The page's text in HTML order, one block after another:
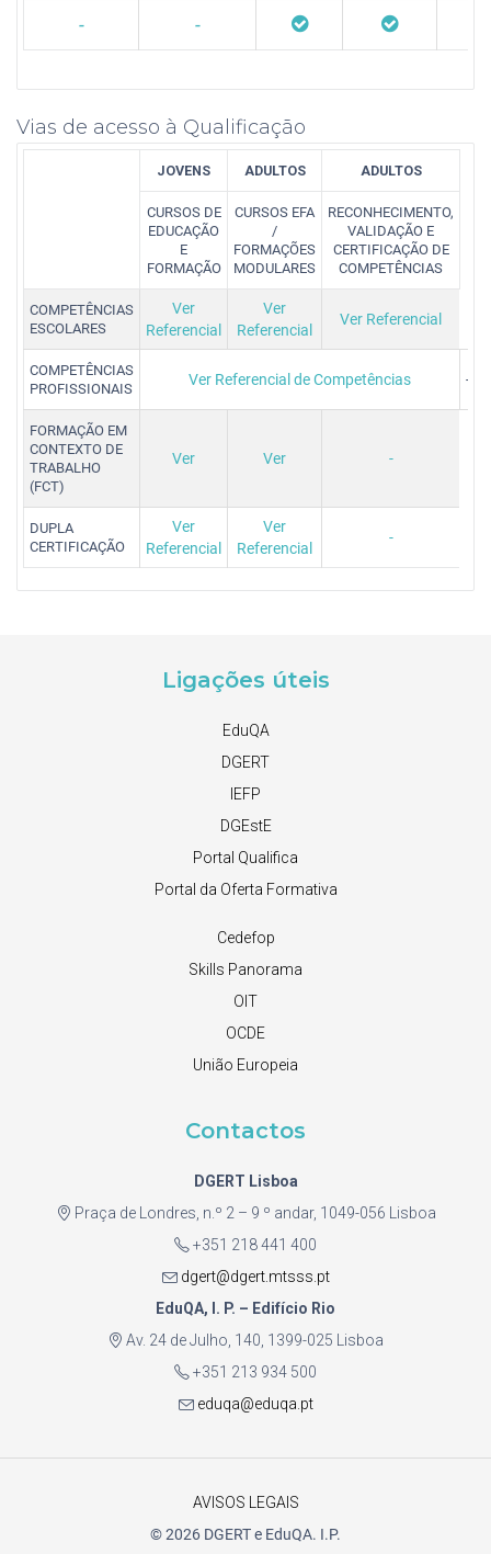
- -
Vias de acesso à Qualificação
JOVENS ADULTOS ADULTOS
CURSOS DE
EDUCAÇÃO
E
FORMAÇÃO
CURSOS EFA
/
FORMAÇÕES
MODULARES
RECONHECIMENTO,
VALIDAÇÃO E
CERTIFICAÇÃO DE
COMPETÊNCIAS
COMPETÊNCIAS
ESCOLARES
Ver
Referencial
Ver
Referencial
Ver Referencial
COMPETÊNCIAS
PROFISSIONAIS
Ver Referencial de Competências -
FORMAÇÃO EM
CONTEXTO DE
TRABALHO
(FCT)
Ver Ver -
DUPLA
CERTIFICAÇÃO
Ver
Referencial
Ver
Referencial
-
Ligações úteis
EduQA
DGERT
IEFP
DGEstE
Portal Qualifica
Portal da Oferta Formativa
Cedefop
Skills Panorama
OIT
OCDE
União Europeia
Contactos
DGERT Lisboa
Praça de Londres, n.º 2 – 9 º andar, 1049-056 Lisboa
+351 218 441 400
dgert@dgert.mtsss.pt
EduQA, I. P. – Edifício Rio
Av. 24 de Julho, 140, 1399-025 Lisboa
+351 213 934 500
eduqa@eduqa.pt
AVISOS LEGAIS
© 2026 DGERT e EduQA. I.P.